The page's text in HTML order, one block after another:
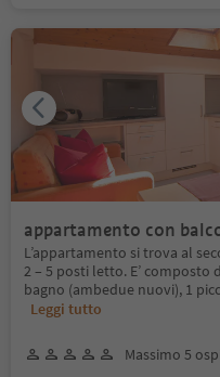
appartamento con
L’appartamento si trova al
2 – 5 posti letto. E’
bagno (ambedue nuovi), 1
Leggi tutto
Massimo 5